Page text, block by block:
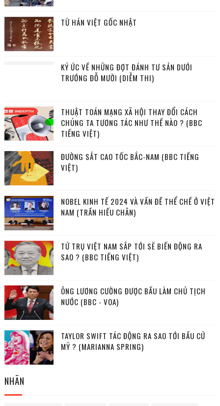
TỪ HÁN VIỆT GỐC NHẬT
KÝ ỨC VỀ NHỮNG ĐỢT ĐÁNH TƯ SẢN DƯỚI
TRƯỚNG ĐỖ MƯỜI (DIỄM THI)
THUẬT TOÁN MẠNG XÃ HỘI THAY ĐỔI CÁCH
CHÚNG TA TƯƠNG TÁC NHƯ THẾ NÀO ? (BBC
TIẾNG VIỆT)
ĐƯỜNG SẮT CAO TỐC BẮC-NAM (BBC TIẾNG
VIỆT)
NOBEL KINH TẾ 2024 VÀ VẤN ĐỀ THỂ CHẾ Ở VIỆT
NAM (TRẦN HIẾU CHÂN)
TỨ TRỤ VIỆT NAM SẮP TỚI SẼ BIẾN ĐỘNG RA
SAO ? (BBC TIẾNG VIỆT)
ÔNG LƯƠNG CƯỜNG ĐƯỢC BẦU LÀM CHỦ TỊCH
NƯỚC (BBC - VOA)
TAYLOR SWIFT TÁC ĐỘNG RA SAO TỚI BẦU CỬ
MỸ ? (MARIANNA SPRING)
NHÃN